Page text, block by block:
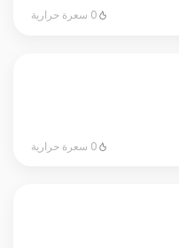
0 سعرة حرارية
0 سعرة حرارية